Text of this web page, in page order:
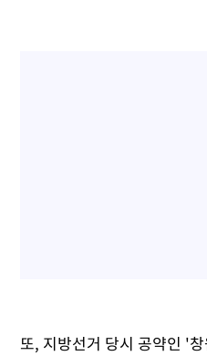
또, 지방선거 당시 공약인 '